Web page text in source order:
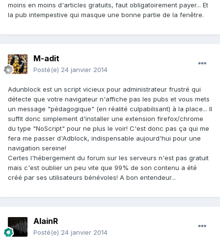
moins en moins d'articles gratuits, faut obligatoirement payer... Et
la pub intempestive qui masque une bonne partie de la fenêtre.
M-adit
Posté(e) 24 janvier 2014
Adunblock est un script vicieux pour administrateur frustré qui
détecte que votre navigateur n'affiche pas les pubs et vous mets
un message "pédagogique" (en réalité culpabilisant) à la place... Il
suffit donc simplement d'installer une extension firefox/chrome
du type "NoScript" pour ne plus le voir! C'est donc pas ça qui me
fera me passer d'Adblock, indispensable aujourd'hui pour une
navigation sereine!
Certes l'hébergement du forum sur les serveurs n'est pas gratuit
mais c'est oublier un peu vite que 99% de son contenu a été
créé par ses utilisateurs bénévoles! A bon entendeur...
AlainR
Posté(e) 24 janvier 2014